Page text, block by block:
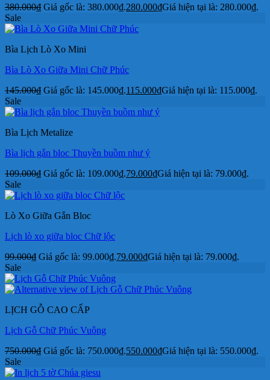
380.000₫ Giá gốc là: 380.000₫.280.000₫Giá hiện tại là: 280.000₫.
Sale
Bìa Lịch Lò Xo Mini
Bìa Lò Xo Giữa Mini Chữ Phúc
145.000₫ Giá gốc là: 145.000₫.115.000₫Giá hiện tại là: 115.000₫.
Sale
Bìa Lịch Metalize
Bìa lịch gắn bloc Thuyền buồm như ý
109.000₫ Giá gốc là: 109.000₫.79.000₫Giá hiện tại là: 79.000₫.
Sale
Lò Xo Giữa Gắn Bloc
Lịch lò xo giữa bloc Chữ lộc
99.000₫ Giá gốc là: 99.000₫.79.000₫Giá hiện tại là: 79.000₫.
Sale
LỊCH GỖ CAO CẤP
Lịch Gỗ Chữ Phúc Vuông
750.000₫ Giá gốc là: 750.000₫.550.000₫Giá hiện tại là: 550.000₫.
Sale